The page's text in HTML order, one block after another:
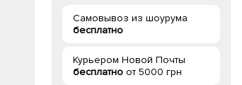
Самовывоз из шоурума
бесплатно
Курьером Новой Почты
бесплатно от 5000 грн